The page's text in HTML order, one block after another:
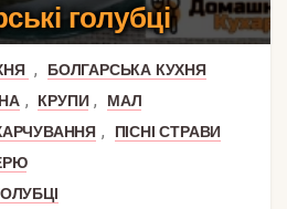
голубці
,
БОЛГАРСЬКА КУХНЯ
, КРУПИ ,
МАЛ
,
ПІСНІ СТРАВИ